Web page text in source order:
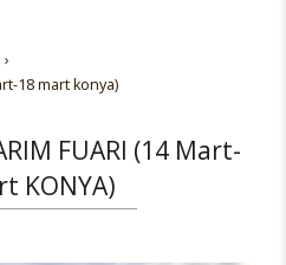
18 mart konya)
FUARI (14 Mart-
KONYA)